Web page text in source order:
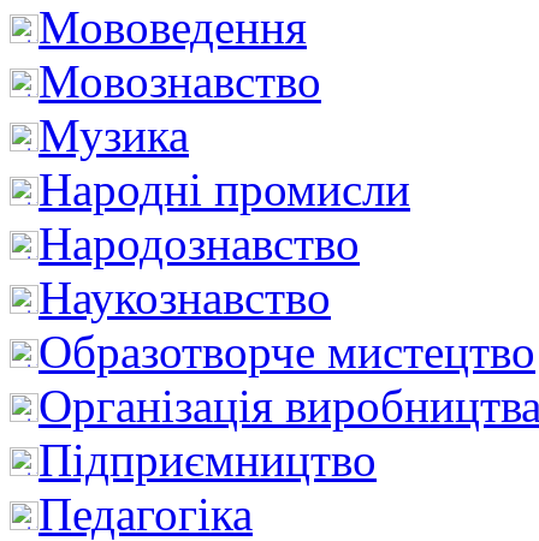
Мововедення
Мовознавство
Музика
Народні промисли
Народознавство
Наукознавство
Образотворче мистецтво
Організація
Підприємництво
Педагогіка